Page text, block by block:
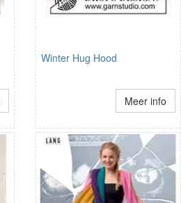
Winter Hug Hood
Meer info